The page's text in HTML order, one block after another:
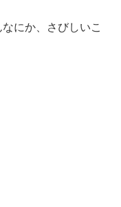
にか、さびしいこ